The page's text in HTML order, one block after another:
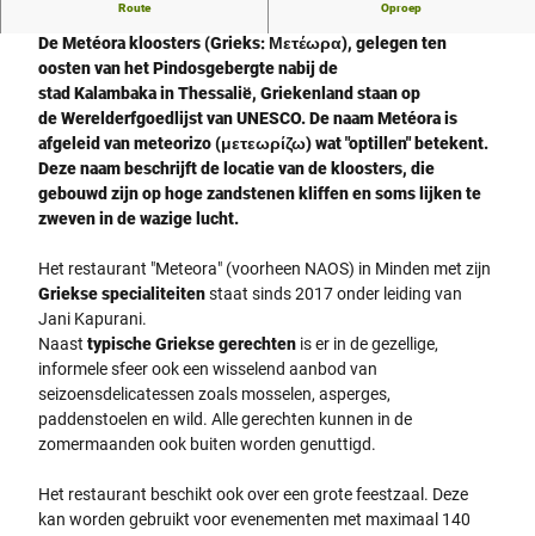
Route Oproep
De Metéora kloosters (Grieks: Μετέωρα), gelegen ten
oosten van het Pindosgebergte nabij de
stad Kalambaka in Thessalië, Griekenland staan op
de Werelderfgoedlijst van UNESCO. De naam Metéora is
afgeleid van meteorizo (μετεωρίζω) wat "optillen" betekent.
Deze naam beschrijft de locatie van de kloosters, die
gebouwd zijn op hoge zandstenen kliffen en soms lijken te
zweven in de wazige lucht.
Het restaurant "Meteora" (voorheen NAOS) in Minden met zijn
Griekse specialiteitenstaat sinds 2017 onder leiding van
Jani Kapurani.
Naast typische Griekse gerechten is er in de gezellige,
informele sfeer ook een wisselend aanbod van
seizoensdelicatessen zoals mosselen, asperges,
paddenstoelen en wild. Alle gerechten kunnen in de
zomermaanden ook buiten worden genuttigd.
Het restaurant beschikt ook over een grote feestzaal. Deze
kan worden gebruikt voor evenementen met maximaal 140